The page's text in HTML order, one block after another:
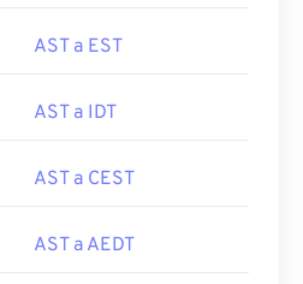
AST a EST
AST a IDT
AST a CEST
AST a AEDT